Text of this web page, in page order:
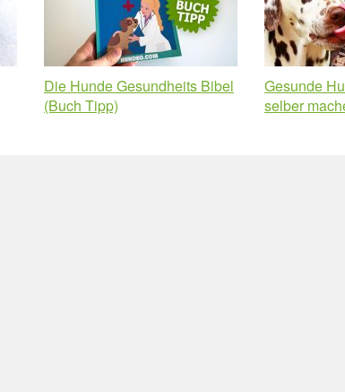
Die Hunde Gesundheits Bibel
(Buch Tipp)
Gesunde
selber